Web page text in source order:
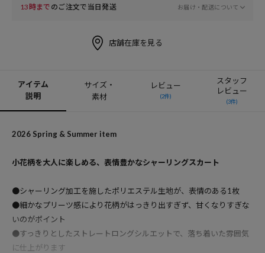
13時まで のご注文で当日発送 お届け・配送について
店舗在庫を見る
アイテム
説明
サイズ・
素材
レビュー
(2件)
スタッフ
レビュー
(3件)
2026 Spring & Summer item
小花柄を大人に楽しめる、表情豊かなシャーリングスカート
●シャーリング加工を施したポリエステル生地が、表情のある1枚
●細かなプリーツ感により花柄がはっきり出すぎず、甘くなりすぎな
いのがポイント
●すっきりとしたストレートロングシルエットで、落ち着いた雰囲気
に仕上がります